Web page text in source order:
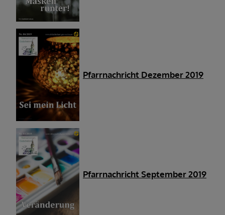
Pfarrnachricht Dezember 2019
Pfarrnachricht September 2019